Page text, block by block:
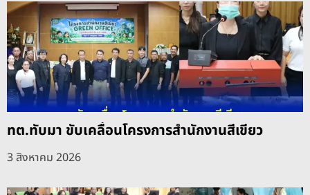
ทต.ทับมา ขับเคลื่อนโครงการสำนักงานสีเขียว
3 สิงหาคม 2026